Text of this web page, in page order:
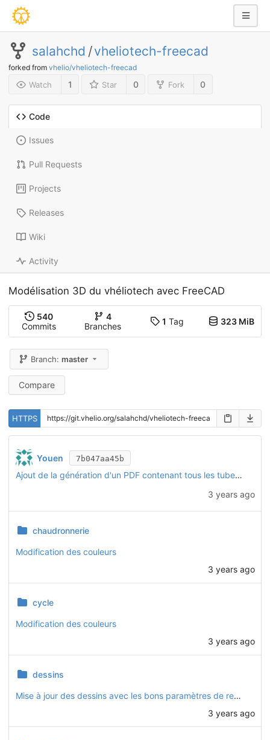
salahchd /vheliotech-freecad
forked from vhelio/vheliotech-freecad
Watch 1 Star 0 Fork 0
Code
Issues
Pull Requests
Projects
Releases
Wiki
Activity
Modélisation 3D du vhéliotech avec FreeCAD
540
Commits
4
Branches
1 Tag 323 MiB
Branch:master
Compare
HTTPS
Youen 7b047aa45b
Ajout de la génération d'un PDF contenant tous les tubes (une page par tube)
3 years ago
chaudronnerie
Modification des couleurs
3 years ago
cycle
Modification des couleurs
3 years ago
dessins
Mise à jour des dessins avec les bons paramètres de rendu de FreeCAD
3 years ago